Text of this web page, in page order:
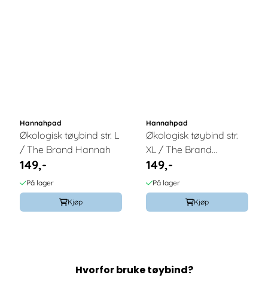
Hannahpad
Økologisk tøybind str. L
/ The Brand Hannah
149,-
På lager
Kjøp
Hannahpad
Økologisk tøybind str.
XL / The Brand
Hannah
149,-
På lager
Kjøp
Hvorfor bruke tøybind?